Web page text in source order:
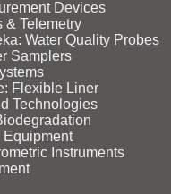
Devices
& Telemetry
Water Quality Probes
Samplers
Flexible Liner
Technologies
Equipment
Instruments